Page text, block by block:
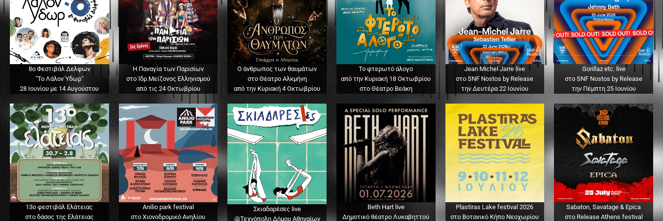
8ο Φεστιβάλ Δελφών
"Το Λάλον Ύδωρ"
28 Ιουνίου με 14 Αυγούστου
Η Παναγία των Παρισίων
στο Ίδρ.Μείζονος Ελληνισμού
από τις 24 Οκτωβρίου
Ο άνθρωπος των θαυμάτων
στο Θέατρο Αλκμήνη
από την Κυριακή 4 Οκτωβρίου
Το φτερωτό άλογο
από την Κυριακή 18 Οκτωβρίου
στο Θέατρο Βεάκη
Jean Michel Jarre live
στο SNF Nostos by Release
την Δευτέρα 22 Ιουνίου
Gorillaz etc. live
στο SNF Nostos by Release
την Πέμπτη 25 Ιουνίου
13o φεστιβάλ Ελάτειας
στο δάσος της Ελάτειας
Anilio park festival
στο Χιονοδρομικό Ανηλίου
Σκιαδαρέσες live
@Τεχνόπολη Δήμου Αθηναίων
Beth Hart live
Δημοτικό θέατρο Λυκαβηττού
Plastiras Lake festival 2026
στο Βοτανικό Κήπο Νεοχωρίου
Sabaton, Savatage & Epica
στο Release Athens festival